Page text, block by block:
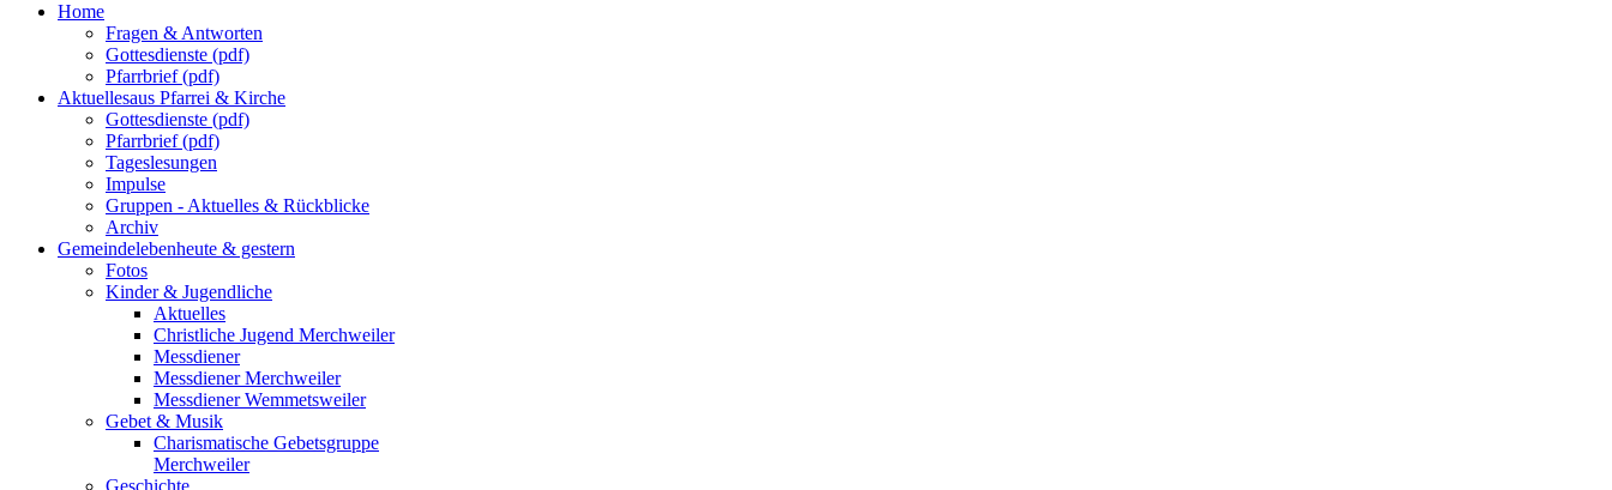
Home
Fragen & Antworten
Gottesdienste (pdf)
Pfarrbrief (pdf)
Aktuellesaus Pfarrei & Kirche
Gottesdienste (pdf)
Pfarrbrief (pdf)
Tageslesungen
Impulse
Gruppen - Aktuelles & Rückblicke
Archiv
Gemeindelebenheute & gestern
Fotos
Kinder & Jugendliche
Aktuelles
Christliche Jugend Merchweiler
Messdiener
Messdiener Merchweiler
Messdiener Wemmetsweiler
Gebet & Musik
Charismatische Gebetsgruppe
Merchweiler
Geschichte